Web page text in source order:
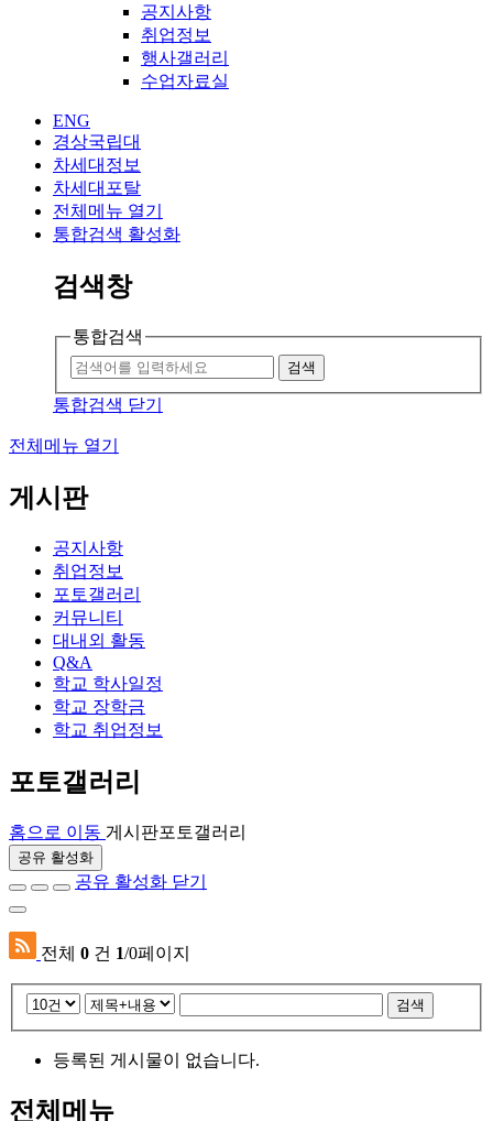
공지사항
취업정보
행사갤러리
수업자료실
ENG
경상국립대
차세대정보
차세대포탈
전체메뉴 열기
통합검색 활성화
검색창
통합검색
검색
통합검색 닫기
전체메뉴 열기
게시판
공지사항
취업정보
포토갤러리
커뮤니티
대내외 활동
Q&A
학교 학사일정
학교 장학금
학교 취업정보
포토갤러리
홈으로 이동 게시판포토갤러리
공유 활성화
공유 활성화 닫기
전체 0 건 1/0페이지
검색
등록된 게시물이 없습니다.
전체메뉴